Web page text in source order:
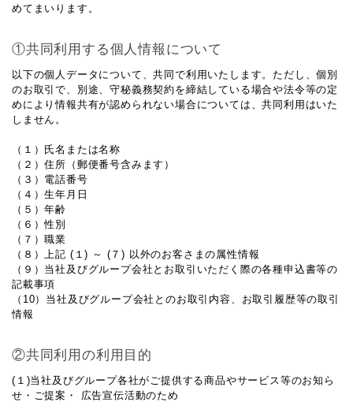
めてまいります。
①共同利用する個人情報について
以下の個人データについて、共同で利用いたします。ただし、個別
のお取引で、別途、守秘義務契約を締結している場合や法令等の定
めにより情報共有が認められない場合については、共同利用はいた
しません。
（１）氏名または名称
（２）住所（郵便番号含みます）
（３）電話番号
（４）生年月日
（５）年齢
（６）性別
（７）職業
（８）上記 (１) ～ (７) 以外のお客さまの属性情報
（９）当社及びグループ会社とお取引いただく際の各種申込書等の
記載事項
（10）当社及びグループ会社とのお取引内容、お取引履歴等の取引
情報
②共同利用の利用目的
(１)当社及びグループ各社がご提供する商品やサービス等のお知ら
せ・ご提案・ 広告宣伝活動のため